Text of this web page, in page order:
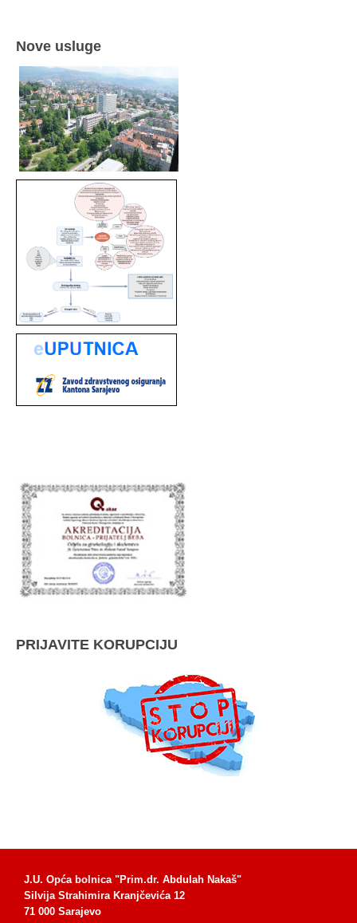
Nove usluge
PRIJAVITE KORUPCIJU
J.U. Opća bolnica "Prim.dr. Abdulah Nakaš"
Silvija Strahimira Kranjčevića 12
71 000 Sarajevo